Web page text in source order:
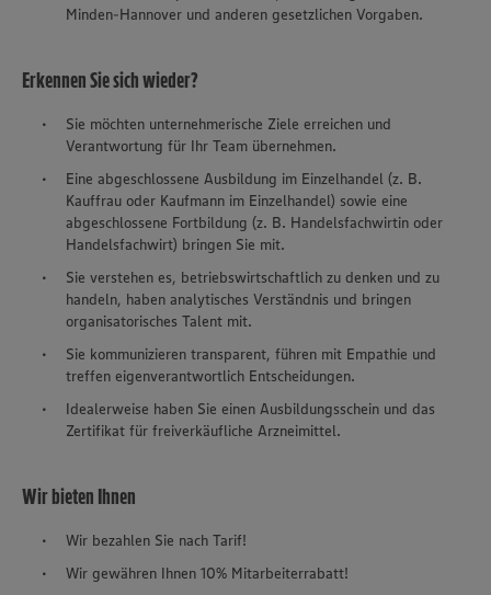
Minden-Hannover und anderen gesetzlichen Vorgaben.
Erkennen Sie sich wieder?
Sie möchten unternehmerische Ziele erreichen und
Verantwortung für Ihr Team übernehmen.
Eine abgeschlossene Ausbildung im Einzelhandel (z. B.
Kauffrau oder Kaufmann im Einzelhandel) sowie eine
abgeschlossene Fortbildung (z. B. Handelsfachwirtin oder
Handelsfachwirt) bringen Sie mit.
Sie verstehen es, betriebswirtschaftlich zu denken und zu
handeln, haben analytisches Verständnis und bringen
organisatorisches Talent mit.
Sie kommunizieren transparent, führen mit Empathie und
treffen eigenverantwortlich Entscheidungen.
Idealerweise haben Sie einen Ausbildungsschein und das
Zertifikat für freiverkäufliche Arzneimittel.
Wir bieten Ihnen
Wir bezahlen Sie nach Tarif!
Wir gewähren Ihnen 10% Mitarbeiterrabatt!